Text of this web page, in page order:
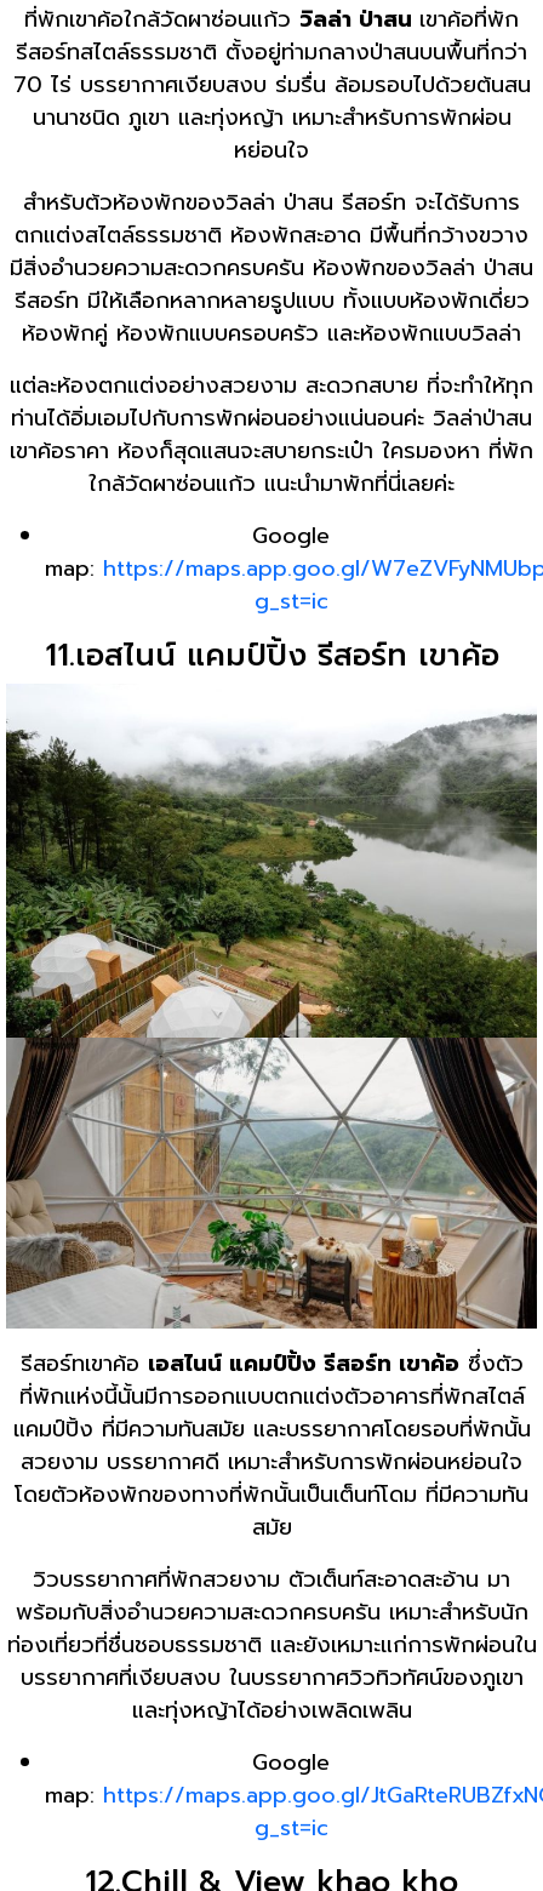
ที่พักเขาค้อใกล้วัดผาซ่อนแก้ว วิลล่า ป่าสน เขาค้อที่พัก
รีสอร์ทสไตล์ธรรมชาติ ตั้งอยู่ท่ามกลางป่าสนบนพื้นที่กว่า
70 ไร่ บรรยากาศเงียบสงบ ร่มรื่น ล้อมรอบไปด้วยต้นสน
นานาชนิด ภูเขา และทุ่งหญ้า เหมาะสำหรับการพักผ่อน
หย่อนใจ
สำหรับต้วห้องพักของวิลล่า ป่าสน รีสอร์ท จะได้รับการ
ตกแต่งสไตล์ธรรมชาติ ห้องพักสะอาด มีพื้นที่กว้างขวาง
มีสิ่งอำนวยความสะดวกครบครัน ห้องพักของวิลล่า ป่าสน
รีสอร์ท มีให้เลือกหลากหลายรูปแบบ ทั้งแบบห้องพักเดี่ยว
ห้องพักคู่ ห้องพักแบบครอบครัว และห้องพักแบบวิลล่า
แต่ละห้องตกแต่งอย่างสวยงาม สะดวกสบาย ที่จะทำให้ทุก
ท่านได้อิ่มเอมไปกับการพักผ่อนอย่างแน่นอนค่ะ วิลล่าป่าสน
เขาค้อราคา ห้องก็สุดแสนจะสบายกระเป๋า ใครมองหา ที่พัก
ใกล้วัดผาซ่อนแก้ว แนะนำมาพักที่นี่เลยค่ะ
Google
map: https://maps.app.goo.gl/
g_st=ic
11.เอสไนน์ แคมป์ปิ้ง รีสอร์ท เขาค้อ
รีสอร์ทเขาค้อ เอสไนน์ แคมป์ปิ้ง รีสอร์ท เขาค้อซึ่งตัว
ที่พักแห่งนี้นั้นมีการออกแบบตกแต่งตัวอาคารที่พักสไตล์
แคมป์ปิ้ง ที่มีความทันสมัย และบรรยากาศโดยรอบที่พักนั้น
สวยงาม บรรยากาศดี เหมาะสำหรับการพักผ่อนหย่อนใจ
โดยตัวห้องพักของทางที่พักนั้นเป็นเต็นท์โดม ที่มีความทัน
สมัย
วิวบรรยากาศที่พักสวยงาม ตัวเต็นท์สะอาดสะอ้าน มา
พร้อมกับสิ่งอำนวยความสะดวกครบครัน เหมาะสำหรับนัก
ท่องเที่ยวที่ชื่นชอบธรรมชาติ และยังเหมาะแก่การพักผ่อนใน
บรรยากาศที่เงียบสงบ ในบรรยากาศวิวทิวทัศน์ของภูเขา
และทุ่งหญ้าได้อย่างเพลิดเพลิน
Google
map: https://maps.app.goo.gl/
g_st=ic